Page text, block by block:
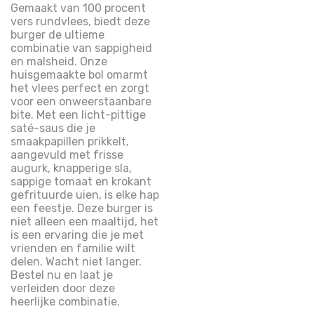
Gemaakt van 100 procent
vers rundvlees, biedt deze
burger de ultieme
combinatie van sappigheid
en malsheid. Onze
huisgemaakte bol omarmt
het vlees perfect en zorgt
voor een onweerstaanbare
bite. Met een licht-pittige
saté-saus die je
smaakpapillen prikkelt,
aangevuld met frisse
augurk, knapperige sla,
sappige tomaat en krokant
gefrituurde uien, is elke hap
een feestje. Deze burger is
niet alleen een maaltijd, het
is een ervaring die je met
vrienden en familie wilt
delen. Wacht niet langer.
Bestel nu en laat je
verleiden door deze
heerlijke combinatie.